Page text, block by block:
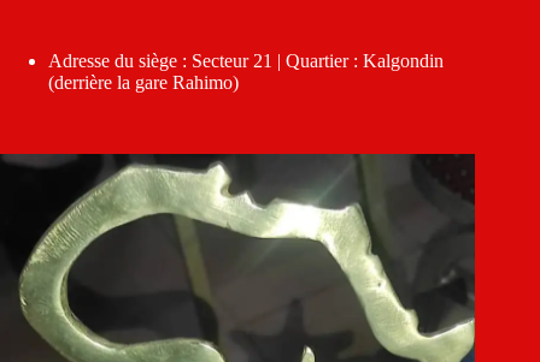
Adresse du siège : Secteur 21 | Quartier : Kalgondin
(derrière la gare Rahimo)